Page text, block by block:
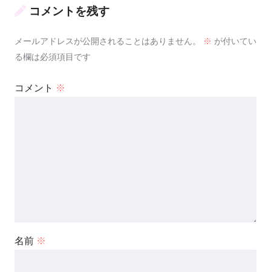
コメントを残す
メールアドレスが公開されることはありません。 ※ が付いてい
る欄は必須項目です
コメント ※
名前 ※